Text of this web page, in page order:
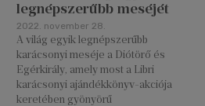
legnépszerűbb meséjét
2022. november 28.
A világ egyik legnépszerűbb
karácsonyi meséje a Diótörő és
Egérkirály, amely most a Libri
karácsonyi ajándékkönyv-akciója
keretében gyönyörű